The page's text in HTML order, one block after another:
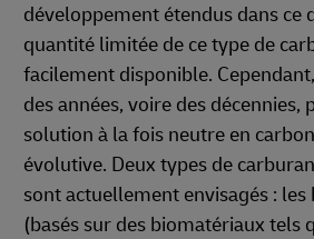
développement étendus dans ce
quantité limitée de ce type de
facilement disponible.
des années, voire des
solution à la fois neutre en
évolutive. Deux types de
sont actuellement envisagés :
(basés sur des biomatériaux tels